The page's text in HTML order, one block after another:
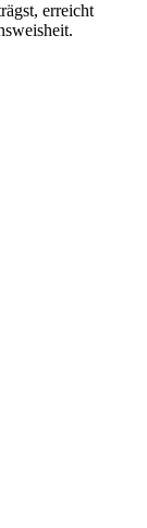
erreicht